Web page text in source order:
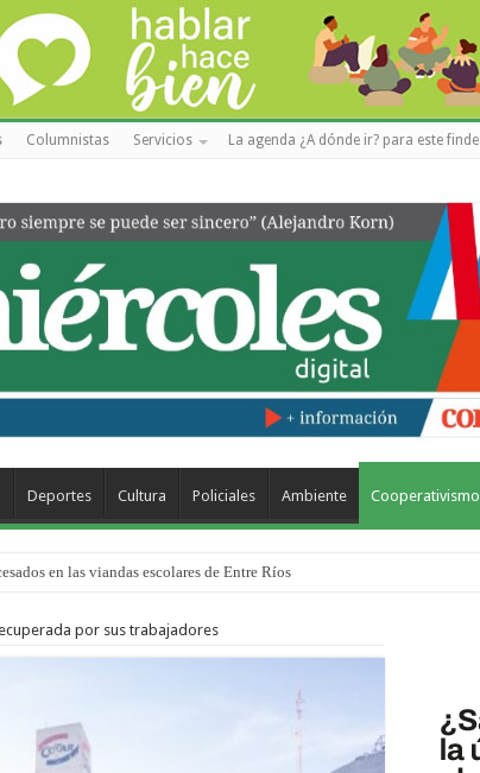
Columnistas Servicios La agenda ¿A dónde ir? para este finde
Deportes Cultura Policiales Ambiente Cooperativismo
en las viandas escolares de Entre Ríos
los Macanos”
por sus trabajadores